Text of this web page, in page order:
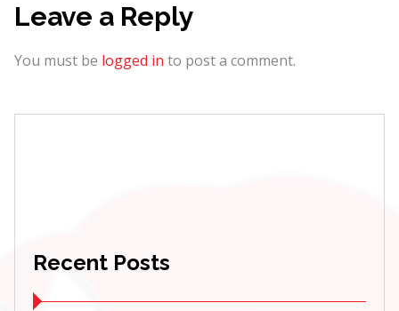
Leave a Reply
You must be logged in to post a comment.
Recent Posts